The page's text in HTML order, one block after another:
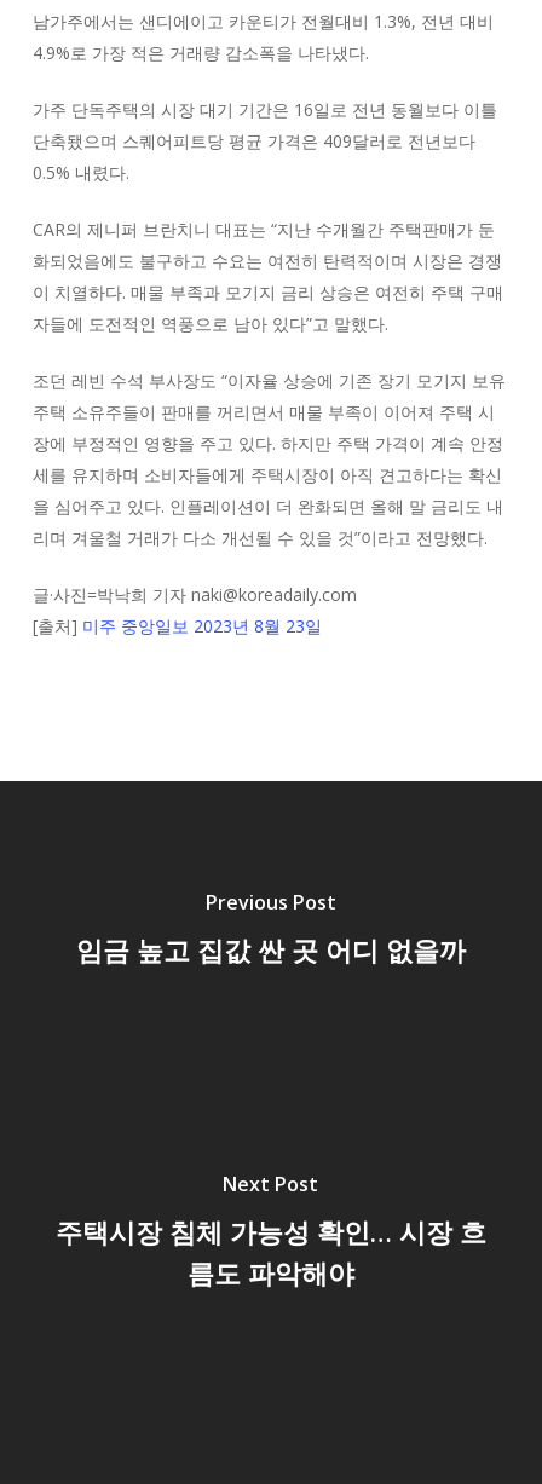
남가주에서는 샌디에이고 카운티가 전월대비 1.3%, 전년 대비
4.9%로 가장 적은 거래량 감소폭을 나타냈다.
가주 단독주택의 시장 대기 기간은 16일로 전년 동월보다 이틀
단축됐으며 스퀘어피트당 평균 가격은 409달러로 전년보다
0.5% 내렸다.
CAR의 제니퍼 브란치니 대표는 “지난 수개월간 주택판매가 둔
화되었음에도 불구하고 수요는 여전히 탄력적이며 시장은 경쟁
이 치열하다. 매물 부족과 모기지 금리 상승은 여전히 주택 구매
자들에 도전적인 역풍으로 남아 있다”고 말했다.
조던 레빈 수석 부사장도 “이자율 상승에 기존 장기 모기지 보유
주택 소유주들이 판매를 꺼리면서 매물 부족이 이어져 주택 시
장에 부정적인 영향을 주고 있다. 하지만 주택 가격이 계속 안정
세를 유지하며 소비자들에게 주택시장이 아직 견고하다는 확신
을 심어주고 있다. 인플레이션이 더 완화되면 올해 말 금리도 내
리며 겨울철 거래가 다소 개선될 수 있을 것”이라고 전망했다.
글·사진=박낙희 기자 naki@koreadaily.com
[출처] 미주 중앙일보 2023년 8월 23일
Previous Post
임금 높고 집값 싼 곳 어디 없을까
Next Post
주택시장 침체 가능성 확인… 시장 흐
름도 파악해야